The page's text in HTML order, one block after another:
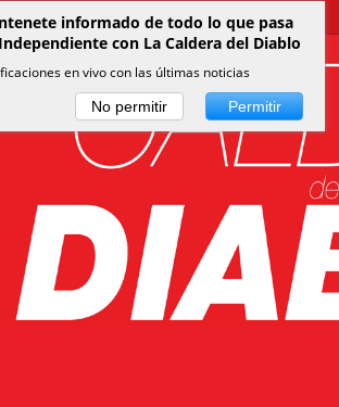
informado de todo lo que pasa
con La Caldera del Diablo
en vivo con las últimas noticias
No permitir Permitir